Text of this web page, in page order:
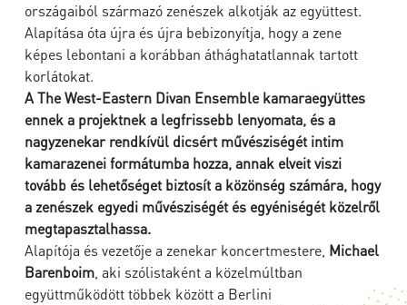
országaiból származó zenészek alkotják az együttest.
Alapítása óta újra és újra bebizonyítja, hogy a zene
képes lebontani a korábban áthághatatlannak tartott
korlátokat.
A The West-Eastern Divan Ensemble kamaraegyüttes
ennek a projektnek a legfrissebb lenyomata, és a
nagyzenekar rendkívül dicsért művésziségét intim
kamarazenei formátumba hozza, annak elveit viszi
tovább és lehetőséget biztosít a közönség számára, hogy
a zenészek egyedi művésziségét és egyéniségét közelről
megtapasztalhassa.
Alapítója és vezetője a zenekar koncertmestere, Michael
Barenboim , aki szólistaként a közelmúltban
együttműködött többek között a Berlini